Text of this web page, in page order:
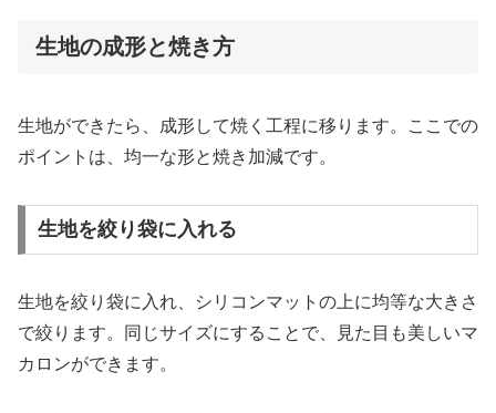
生地の成形と焼き方
生地ができたら、成形して焼く工程に移ります。ここでの
ポイントは、均一な形と焼き加減です。
生地を絞り袋に入れる
生地を絞り袋に入れ、シリコンマットの上に均等な大きさ
で絞ります。同じサイズにすることで、見た目も美しいマ
カロンができます。